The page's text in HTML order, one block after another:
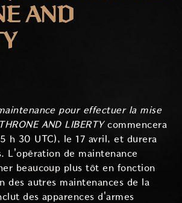
AND
pour effectuer la mise
AND LIBERTYcommencera
h 30 UTC), le 17 avril, et durera
L'opération de maintenance
beaucoup plus tôt en fonction
des autres maintenances de la
des apparences d'armes